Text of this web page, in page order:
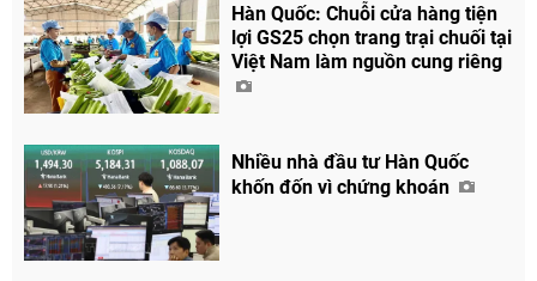
Hàn Quốc: Chuỗi cửa hàng tiện
lợi GS25 chọn trang trại chuối tại
Việt Nam làm nguồn cung riêng
Nhiều nhà đầu tư Hàn Quốc
khốn đốn vì chứng khoán